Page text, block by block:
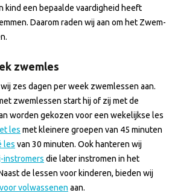
kind een bepaalde vaardigheid heeft
Daarom raden wij aan om het Zwem-
zwemles
zes dagen per week zwemlessen aan.
zwemlessen start hij of zij met de
worden gekozen voor een wekelijkse les
les met kleinere groepen van 45 minuten
les van 30 minuten. Ook hanteren wij
instromers die later instromen in het
de lessen voor kinderen, bieden wij
volwassenen aan.